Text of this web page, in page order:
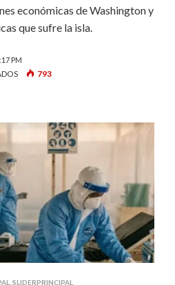
económicas de Washington y
que sufre la isla.
PM
EN
AYUDA
HUMANITARIA
DE
EU
793
SLIDERPRINCIPAL